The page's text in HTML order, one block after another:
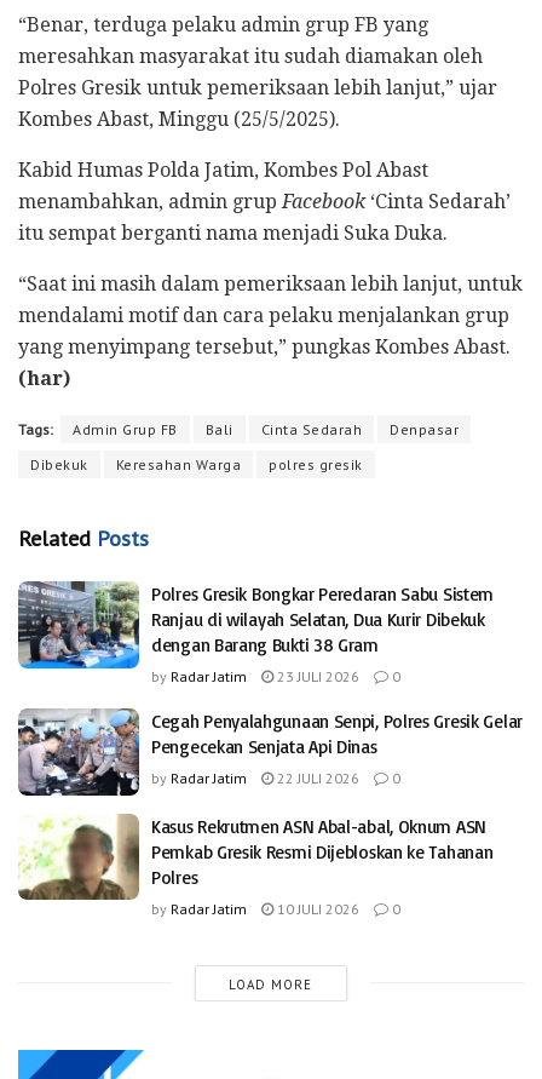
“Benar, terduga pelaku admin grup FB yang
meresahkan masyarakat itu sudah diamakan oleh
Polres Gresik untuk pemeriksaan lebih lanjut,” ujar
Kombes Abast, Minggu (25/5/2025).
Kabid Humas Polda Jatim, Kombes Pol Abast
menambahkan, admin grupFacebook‘Cinta Sedarah’
itu sempat berganti nama menjadi Suka Duka.
“Saat ini masih dalam pemeriksaan lebih lanjut, untuk
mendalami motif dan cara pelaku menjalankan grup
yang menyimpang tersebut,” pungkas Kombes Abast.
(har)
Tags: Admin Grup FB Bali Cinta Sedarah
Denpasar
Dibekuk
Keresahan Warga polres gresik
Related Posts
Polres Gresik Bongkar Peredaran Sabu Sistem
Ranjau di wilayah Selatan, Dua Kurir Dibekuk
dengan Barang Bukti 38 Gram
by Radar Jatim 23 JULI 2026 0
Cegah Penyalahgunaan Senpi, Polres Gresik Gelar
Pengecekan Senjata Api Dinas
by Radar Jatim 22 JULI 2026 0
Kasus Rekrutmen ASN Abal-abal, Oknum ASN
Pemkab Gresik Resmi Dijebloskan ke Tahanan
Polres
by Radar Jatim 10 JULI 2026 0
LOAD MORE